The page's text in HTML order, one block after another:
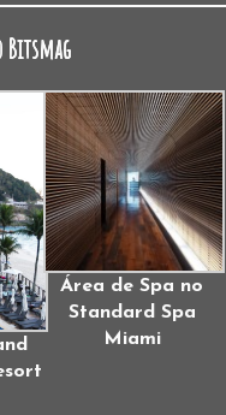
Bitsmag
Área de Spa no
Standard Spa
Miami